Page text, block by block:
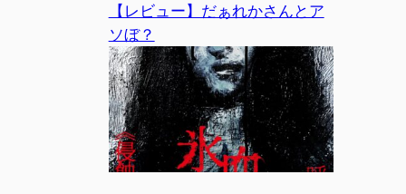
【レビュー】だぁれかさんとア
ソぼ？